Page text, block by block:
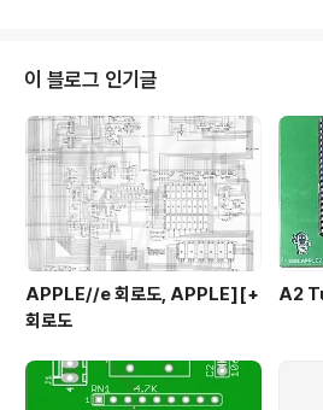
이 블로그 인기글
APPLE//e 회로도, APPLE][+
회로도
A2